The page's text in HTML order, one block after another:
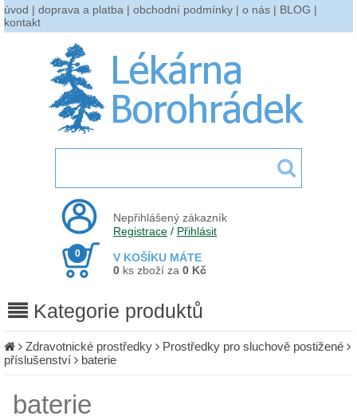
úvod | doprava a platba | obchodní podmínky | o nás | BLOG |
kontakt
Nepřihlášený zákazník
Registrace / Přihlásit
V KOŠÍKU MÁTE
0
0 ks zboží za 0 Kč
Kategorie produktů
Zdravotnické prostředky
Prostředky pro sluchově postižené
příslušenství
baterie
baterie